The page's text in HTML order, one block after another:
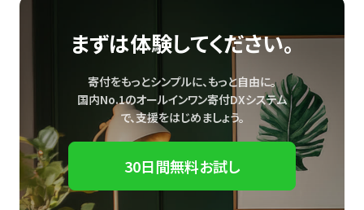
まずは体験してください。
寄付をもっとシンプルに、もっと自由に。
国内No.1のオールインワン寄付DXシステム
で、支援をはじめましょう。
30日間無料お試し